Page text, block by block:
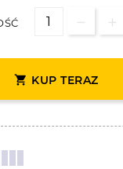
 KUP TERAZ